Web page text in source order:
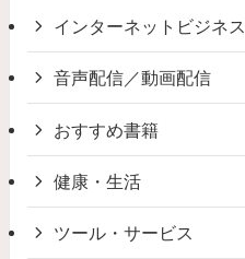
インターネットビジネス
音声配信／動画配信
おすすめ書籍
健康・生活
ツール・サービス